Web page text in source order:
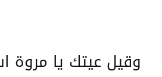
وقيل عيتك يا مروة